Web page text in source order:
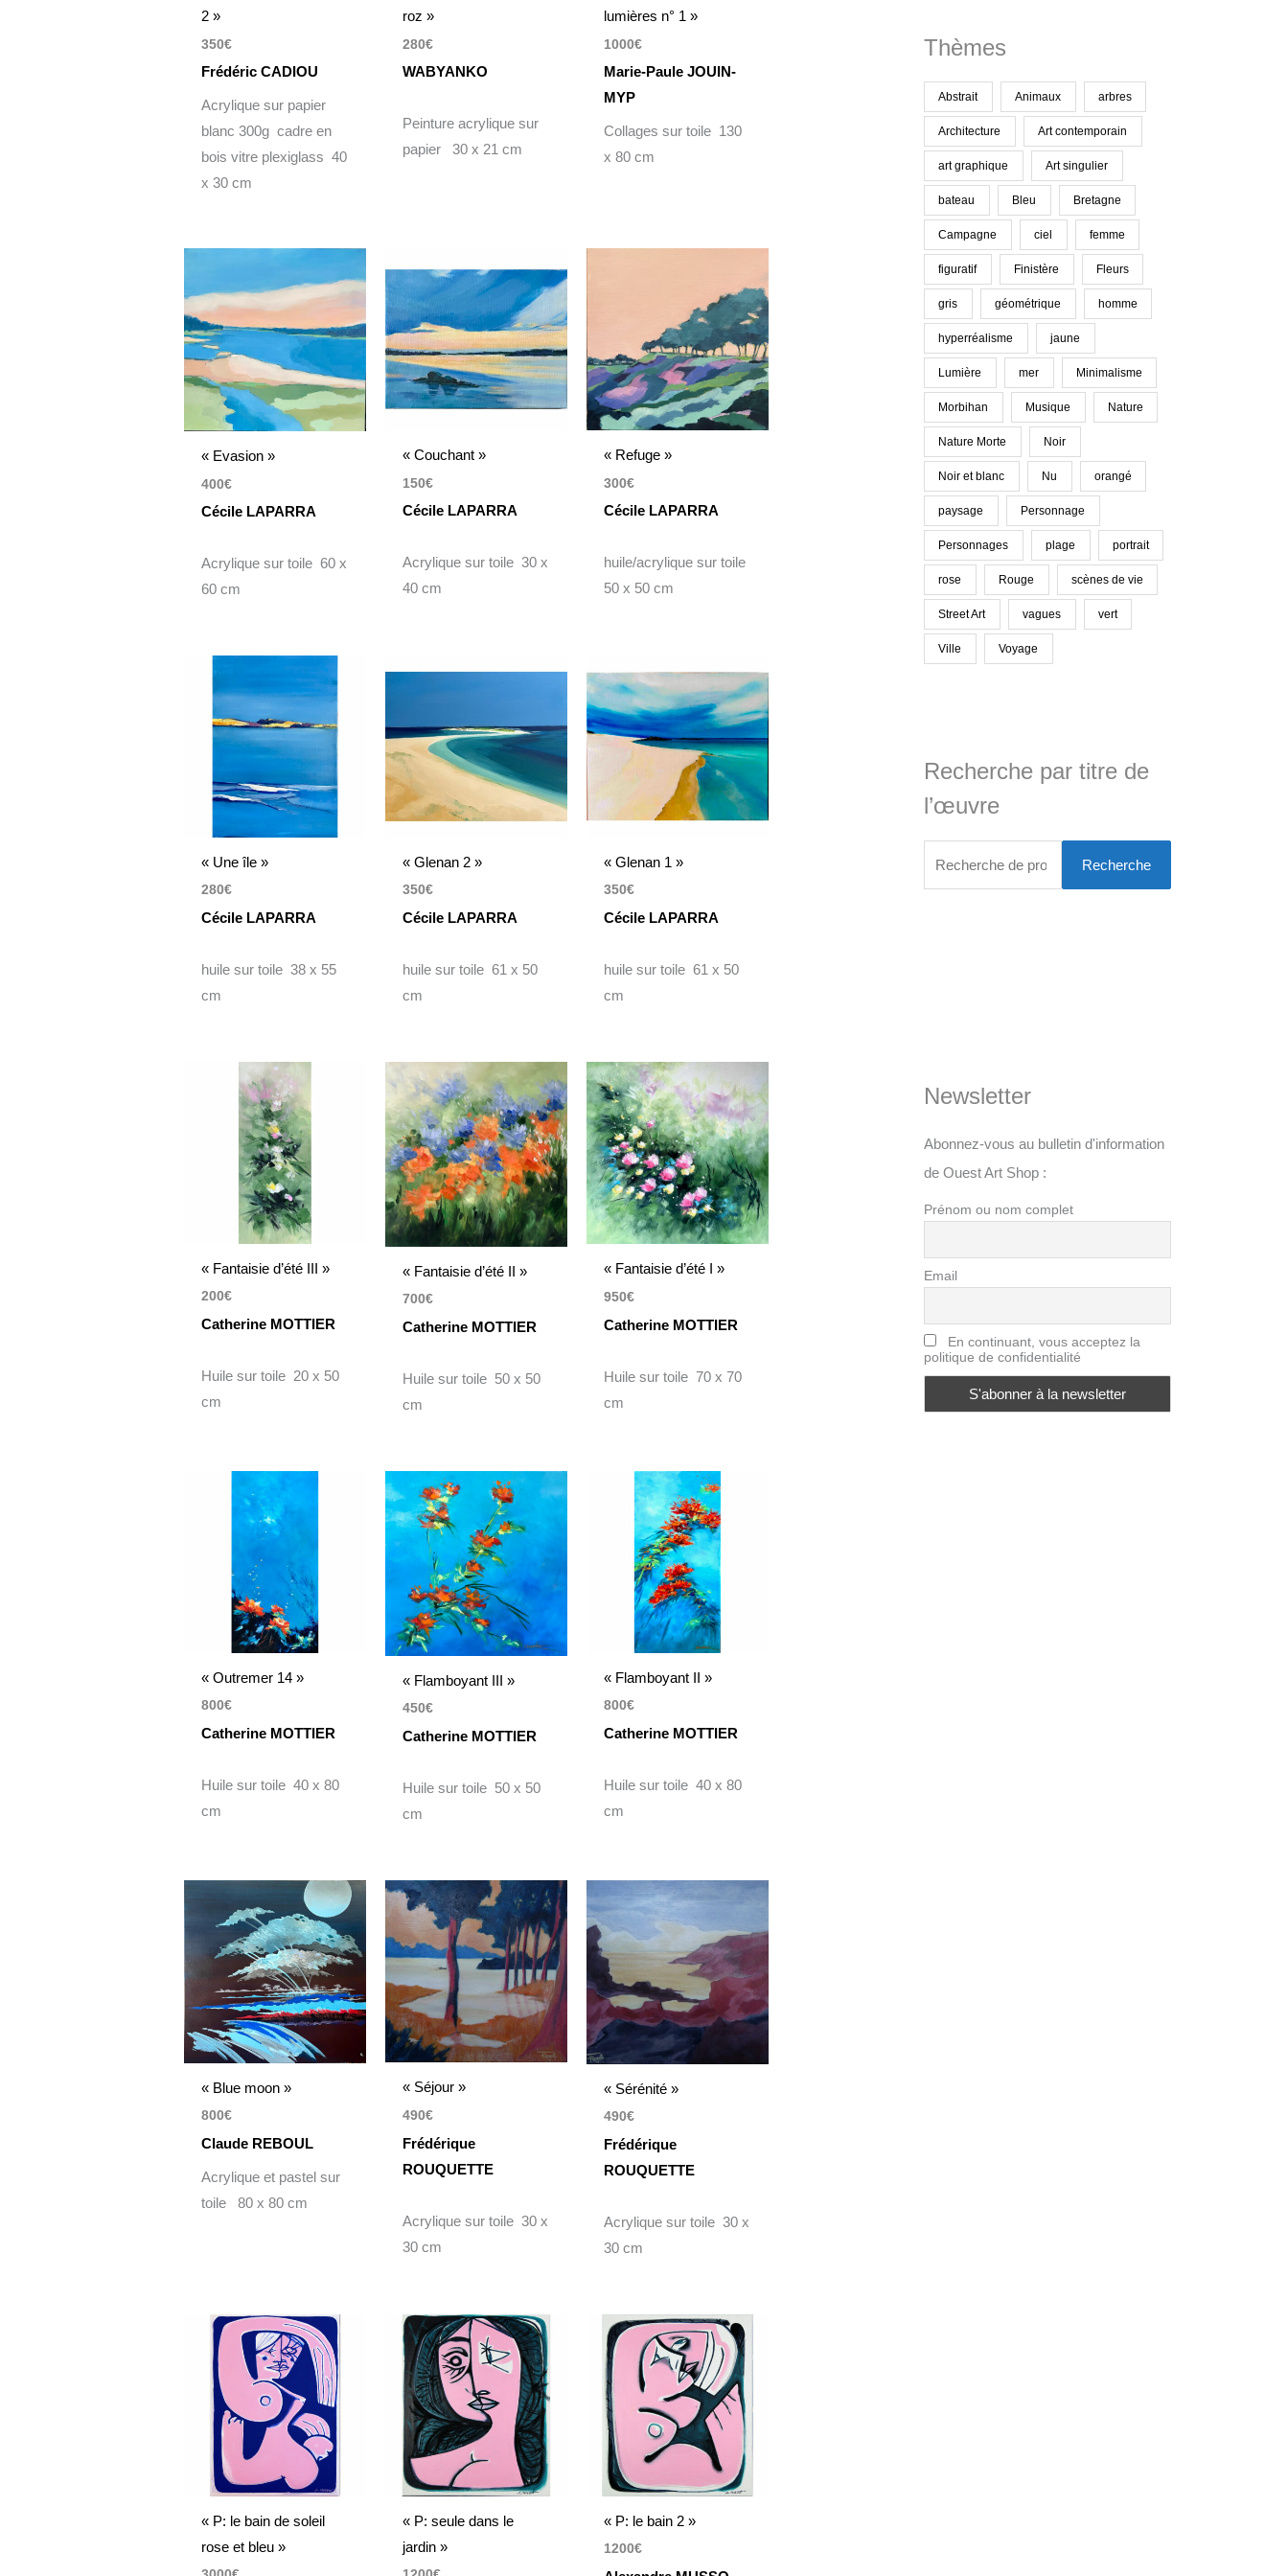
2 »
350€
Frédéric CADIOU
Acrylique sur papier
blanc 300g cadre en
bois vitre plexiglass 40
x 30 cm
roz »
280€
WABYANKO
Peinture acrylique sur
papier 30 x 21 cm
lumières n° 1 »
1000€
Marie-Paule JOUIN-
MYP
Collages sur toile 130
x 80 cm
« Evasion »
400€
Cécile LAPARRA
Acrylique sur toile 60 x
60 cm
« Couchant »
150€
Cécile LAPARRA
Acrylique sur toile 30 x
40 cm
« Refuge »
300€
Cécile LAPARRA
huile/acrylique sur toile
50 x 50 cm
« Une île »
280€
Cécile LAPARRA
huile sur toile 38 x 55
cm
« Glenan 2 »
350€
Cécile LAPARRA
huile sur toile 61 x 50
cm
« Glenan 1 »
350€
Cécile LAPARRA
huile sur toile 61 x 50
cm
« Fantaisie d’été III »
200€
Catherine MOTTIER
Huile sur toile 20 x 50
cm
« Fantaisie d’été II »
700€
Catherine MOTTIER
Huile sur toile 50 x 50
cm
« Fantaisie d’été I »
950€
Catherine MOTTIER
Huile sur toile 70 x 70
cm
« Outremer 14 »
800€
Catherine MOTTIER
Huile sur toile 40 x 80
cm
« Flamboyant III »
450€
Catherine MOTTIER
Huile sur toile 50 x 50
cm
« Flamboyant II »
800€
Catherine MOTTIER
Huile sur toile 40 x 80
cm
« Blue moon »
800€
Claude REBOUL
Acrylique et pastel sur
toile 80 x 80 cm
« Séjour »
490€
Frédérique
ROUQUETTE
Acrylique sur toile 30 x
30 cm
« Sérénité »
490€
Frédérique
ROUQUETTE
Acrylique sur toile 30 x
30 cm
« P: le bain de soleil
rose et bleu »
« P: seule dans le
jardin »
« P: le bain 2 »
1200€
Thèmes
Abstrait Animaux arbres
Architecture Art contemporain
art graphique Art singulier
bateau Bleu Bretagne
Campagne ciel femme
figuratif Finistère Fleurs
gris géométrique homme
hyperréalisme jaune
Lumière mer Minimalisme
Morbihan Musique Nature
Nature Morte Noir
Noir et blanc Nu orangé
paysage Personnage
Personnages plage portrait
rose Rouge scènes de vie
Street Art vagues vert
Ville Voyage
Recherche par titre de
l’œuvre
Recherche
Newsletter
Abonnez-vous au bulletin d'information
de Ouest Art Shop :
Prénom ou nom complet
Email
En continuant, vous acceptez la
politique de confidentialité